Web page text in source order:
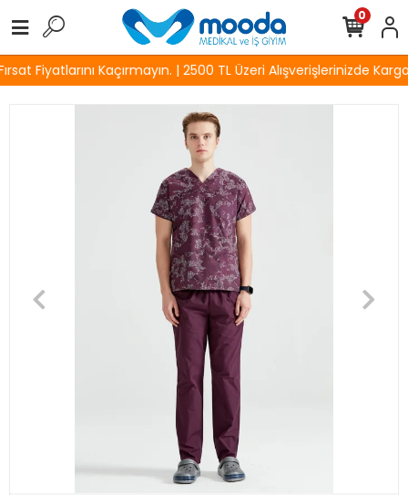
Fiyatlarını Kaçırmayın. | 2500 TL Üzeri Alışverişlerinizde
0